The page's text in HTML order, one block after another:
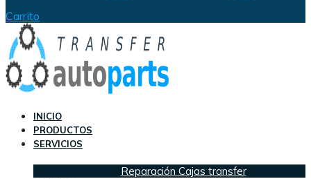
Carrito
INICIO
PRODUCTOS
SERVICIOS
Reparación Cajas transfer